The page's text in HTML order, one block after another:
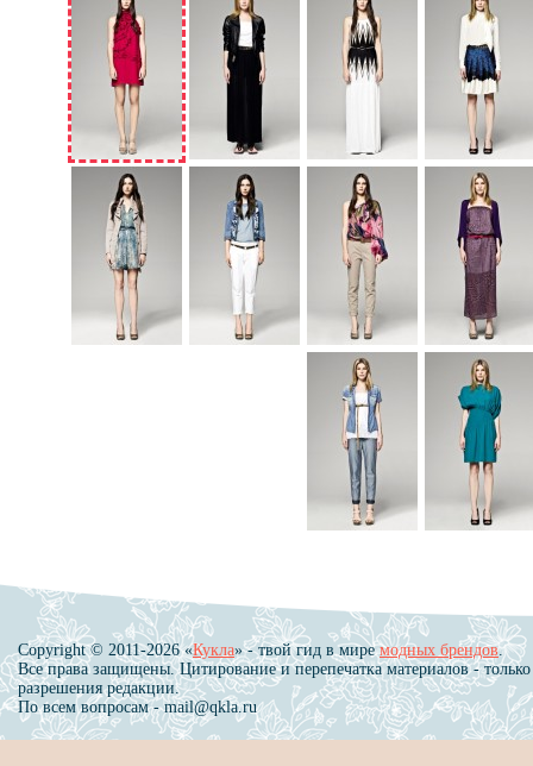
Copyright © 2011-2026 «Кукла» - твой гид в миремодных брендов.
Все права защищены. Цитирование и перепечатка материалов - только
разрешения редакции.
По всем вопросам - mail@qkla.ru